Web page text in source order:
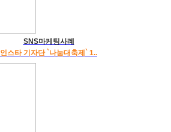
SNS마케팅사례
인스타 기자단 `나눔대축제` 1..